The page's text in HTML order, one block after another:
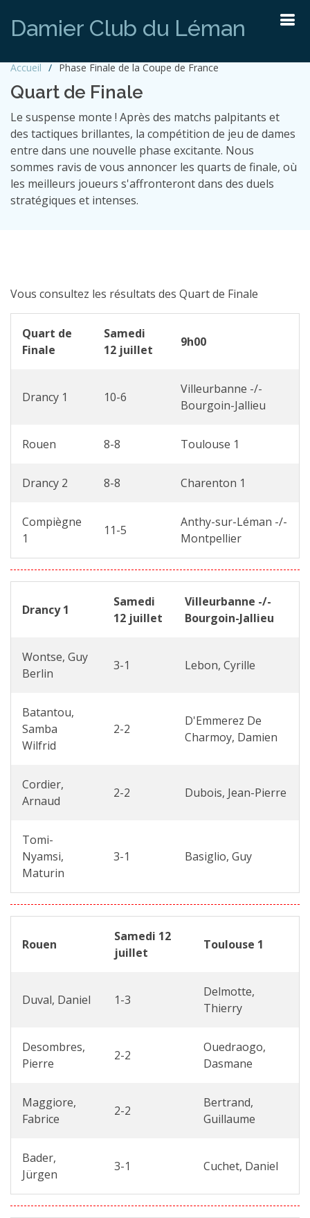
Damier Club du Léman
Accueil Phase Finale de la Coupe de France
Quart de Finale
Le suspense monte ! Après des matchs palpitants et
des tactiques brillantes, la compétition de jeu de dames
entre dans une nouvelle phase excitante. Nous
sommes ravis de vous annoncer les quarts de finale, où
les meilleurs joueurs s'affronteront dans des duels
stratégiques et intenses.
Vous consultez les résultats des Quart de Finale
Quart de
Finale
Samedi
12 juillet
9h00
Drancy 1 10-6
Villeurbanne -/-
Bourgoin-Jallieu
Rouen 8-8 Toulouse 1
Drancy 2 8-8 Charenton 1
Compiègne
1
11-5
Anthy-sur-Léman -/-
Montpellier
Drancy 1
Samedi
12 juillet
Villeurbanne -/-
Bourgoin-Jallieu
Wontse, Guy
Berlin
3-1 Lebon, Cyrille
Batantou,
Samba
Wilfrid
2-2
D'Emmerez De
Charmoy, Damien
Cordier,
Arnaud
2-2 Dubois, Jean-Pierre
Tomi-
Nyamsi,
Maturin
3-1 Basiglio, Guy
Rouen
Samedi 12
juillet
Toulouse 1
Duval, Daniel 1-3
Delmotte,
Thierry
Desombres,
Pierre
2-2
Ouedraogo,
Dasmane
Maggiore,
Fabrice
2-2
Bertrand,
Guillaume
Bader,
Jürgen
3-1 Cuchet, Daniel